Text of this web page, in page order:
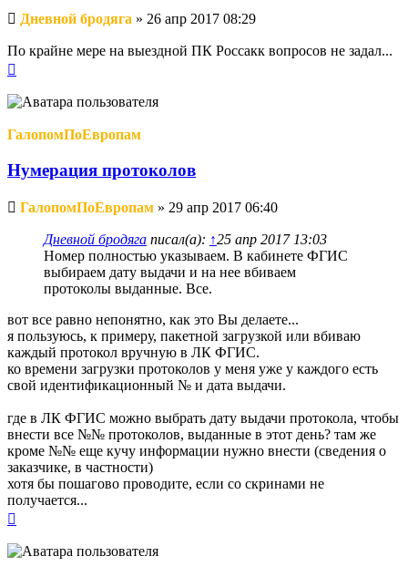
Непрочитанное
сообщение
Дневной бродяга » 26 апр 2017 08:29
По крайне мере на выездной ПК Россакк вопросов не задал...
началу
ГалопомПоЕвропам
Нумерация протоколов
Непрочитанное
ГалопомПоЕвропам » 29 апр 2017 06:40
Дневной бродяга писал(а): ↑25 апр 2017 13:03
Номер полностью указываем. В кабинете ФГИС
выбираем дату выдачи и на нее вбиваем
протоколы выданные. Все.
вот все равно непонятно, как это Вы делаете...
я пользуюсь, к примеру, пакетной загрузкой или вбиваю
каждый протокол вручную в ЛК ФГИС.
ко времени загрузки протоколов у меня уже у каждого есть
свой идентификационный № и дата выдачи.
где в ЛК ФГИС можно выбрать дату выдачи протокола, чтобы
внести все №№ протоколов, выданные в этот день? там же
кроме №№ еще кучу информации нужно внести (сведения о
заказчике, в частности)
хотя бы пошагово проводите, если со скринами не
получается...
началу